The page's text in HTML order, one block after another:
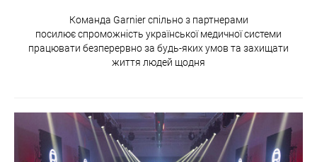
Команда Garnier спільно з партнерами
посилює спроможність української медичної системи
працювати безперервно за будь-яких умов та захищати
життя людей щодня